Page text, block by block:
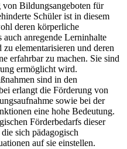
Bildungsangeboten für
Schüler ist in diesem
deren körperliche
anregende Lerninhalte
elementarisieren und deren
erfahrbar zu machen. Sie sind
ermöglicht wird.
sind in den
erlangt die Förderung von
sowie bei der
eine hohe Bedeutung.
Förderbedarfs dieser
sich pädagogisch
auf sie einstellen.